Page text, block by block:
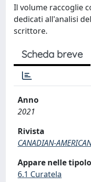
Il volume raccoglie
dedicati all'analisi
scrittore.
Scheda breve
Anno
2021
Rivista
CANADIAN-
Appare nelle
6.1 Curatela